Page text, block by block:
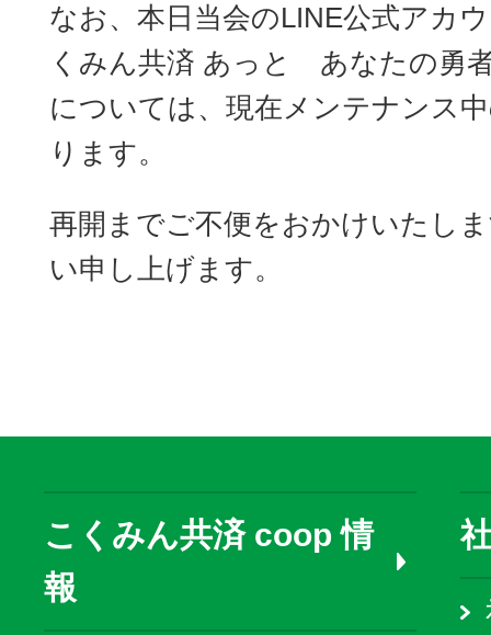
なお、本日当会のLINE公式アカ
くみん共済 あっと あなたの勇
については、現在メンテナンス
ります。
再開までご不便をおかけいたし
い申し上げます。
こくみん共済 coop 情
報